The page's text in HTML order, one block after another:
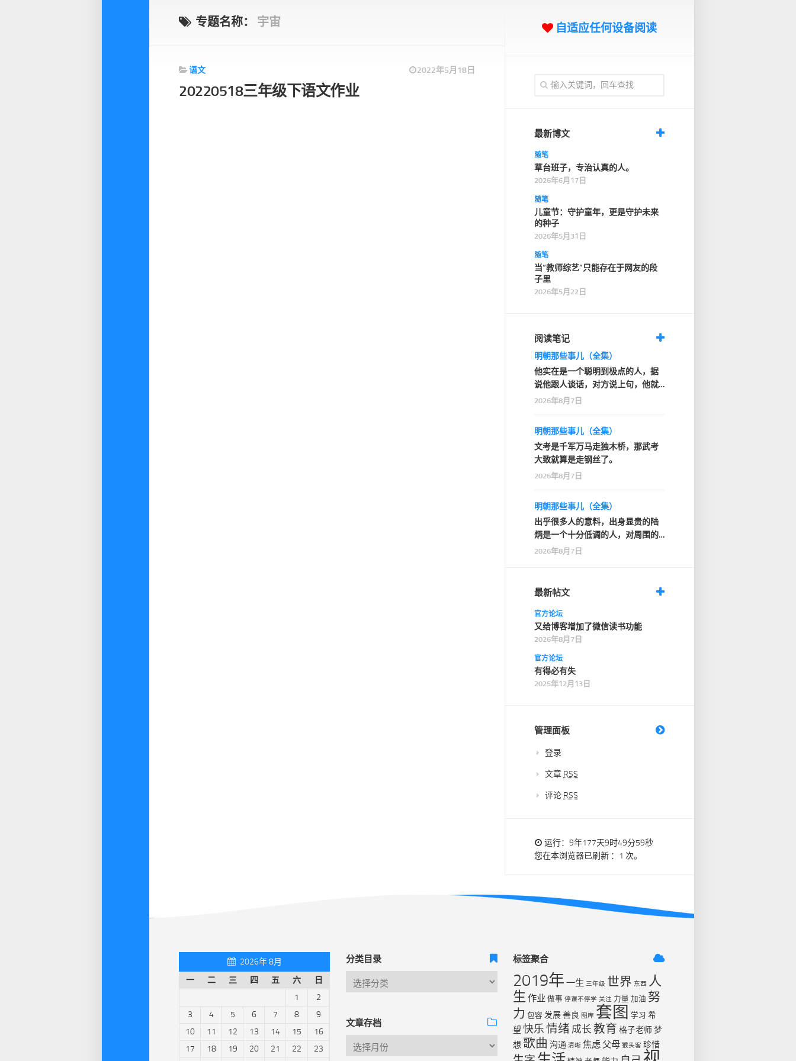
专题名称： 宇宙
语文 2022年5月18日
20220518三年级下语文作业
自适应任何设备阅读
最新博文
随笔
草台班子，专治认真的人。
2026年6月17日
随笔
儿童节：守护童年，更是守护未来
的种子
2026年5月31日
随笔
当“教师综艺”只能存在于网友的段
子里
2026年5月22日
阅读笔记
明朝那些事儿（全集）
他实在是一个聪明到极点的人，据
说他跟人谈话，对方说上句，他就
知道人家下句要说什…
2026年8月7日
明朝那些事儿（全集）
文考是千军万马走独木桥，那武考
大致就算是走钢丝了。
2026年8月7日
明朝那些事儿（全集）
出乎很多人的意料，出身显贵的陆
炳是一个十分低调的人，对周围的
人也十分客气，没有…
2026年8月7日
最新帖文
官方论坛
又给博客增加了微信读书功能
2026年8月7日
官方论坛
有得必有失
2025年12月13日
管理面板
登录
文章 RSS
评论 RSS
运行：9年177天9时49分59秒
您在本浏览器已刷新 ：1 次。
2026年 8月
一
二 三 四 五 六
日
1
2
3
4 5 6 7 8
9
10
11 12 13 14 15
16
17
18 19 20 21 22 23
分类目录
文章存档
标签聚合
2019年 一生 三年级 世界 东西 人
生 作业 做事 停课不停学 关注 力量 加油 努
力 包容 发展善良 图库 套图 学习 希
望 快乐情绪 成长 教育 格子老师梦
想 歌曲 沟通 清晰 焦虑 父母 猴头客 珍惜